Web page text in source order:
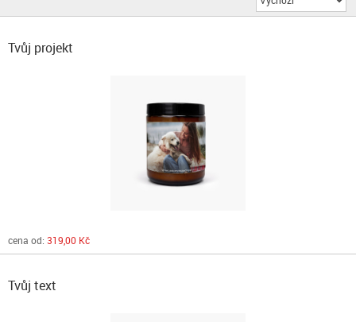
Tvůj projekt
cena od: 319,00 Kč
Tvůj text